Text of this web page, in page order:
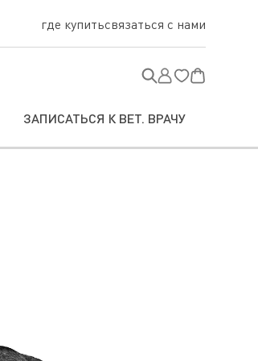
где купитьсвязаться с нами
ЗАПИСАТЬСЯ К ВЕТ. ВРАЧУ